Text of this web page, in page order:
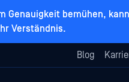
bemühen,
Verständnis.
Blog